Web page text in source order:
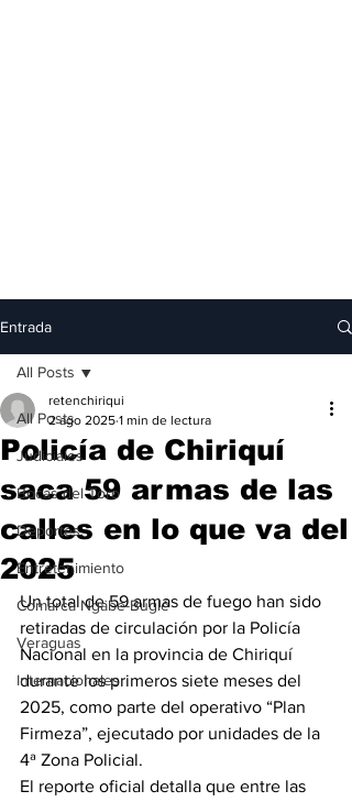
Entrada
All Posts
Judiciales
Bocas del Toro
Deportes
Entretenimiento
Comarca Ngäbe-Buglé
Veraguas
Internacionales
All Posts
Policía de Chiriquí
saca 59 armas de las
calles en lo que va del
2025
retenchiriqui
2 ago 2025 1 min de lectura
Un total de 59 armas de fuego han sido
retiradas de circulación por la Policía
Nacional en la provincia de Chiriquí
durante los primeros siete meses del
2025, como parte del operativo “Plan
Firmeza”, ejecutado por unidades de la
4ª Zona Policial.
El reporte oficial detalla que entre las